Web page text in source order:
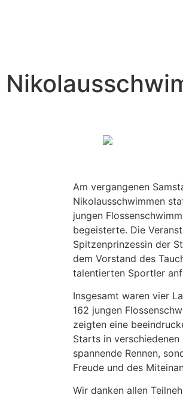
Am vergangenen
Nikolausschwimmen
jungen
begeisterte. Die
Spitzenprinzessin der
dem Vorstand des
talentierten Sportler
Insgesamt waren vier
162 jungen
zeigten eine
Starts in
spannende Rennen,
Freude und des
Wir danken allen